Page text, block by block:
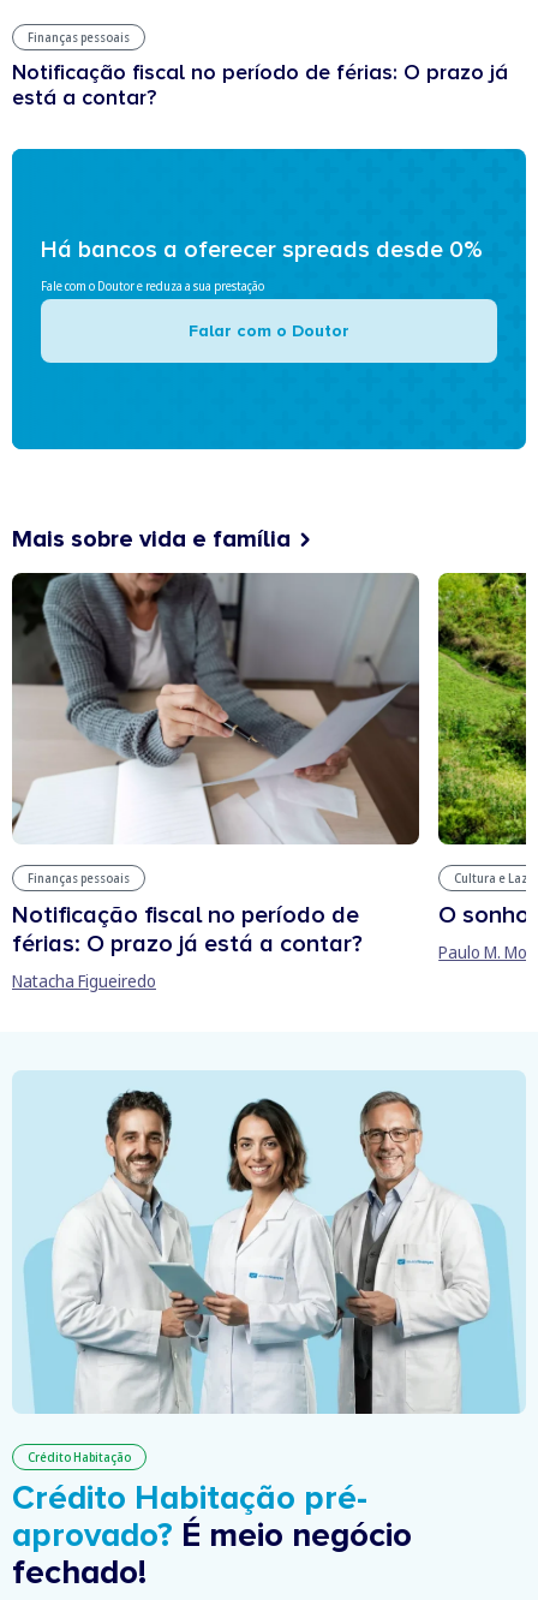
Finanças pessoais
Notificação fiscal no período de férias: O prazo já
está a contar?
Há bancos a oferecer spreads desde 0%
Fale com o Doutor e reduza a sua prestação
Falar com o Doutor
Mais sobre vida e família
Finanças pessoais
Notificação fiscal no período de
férias: O prazo já está a contar?
Natacha Figueiredo
Cultura e
O sonho
Paulo M.
Crédito Habitação
Crédito Habitação pré-
aprovado? É meio negócio
fechado!